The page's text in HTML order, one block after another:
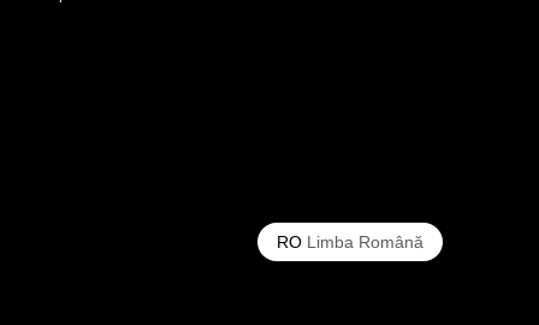
RO Limba Română